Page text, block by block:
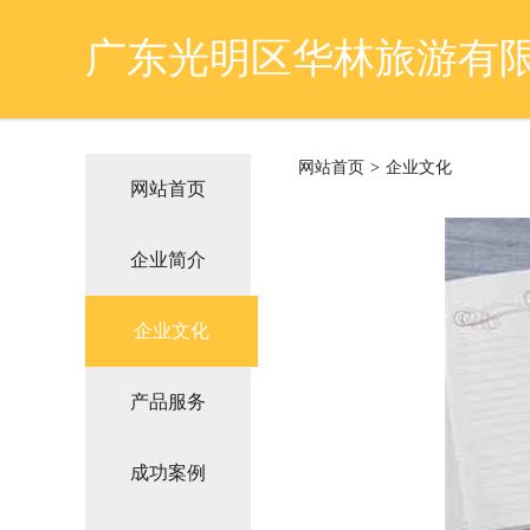
广东光明区华林旅游有
网站首页
企业简介
企业文化
产品服务
成功案例
网站首页 > 企业文化